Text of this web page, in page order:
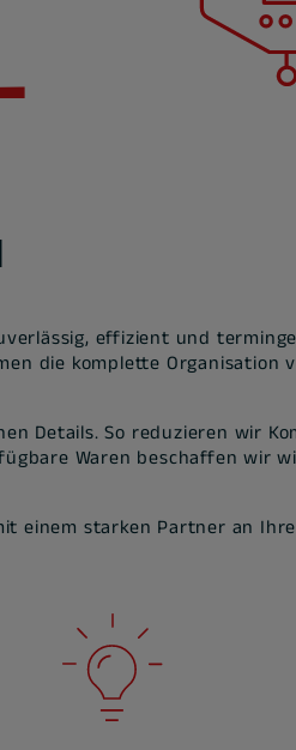
effizient und
die komplette Organisation
Details. So reduzieren wir
Waren beschaffen wir
einem starken Partner an